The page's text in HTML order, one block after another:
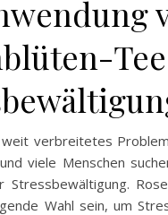
verbreitetes
viele Menschen
Stressbewältigung.
Wahl sein, um